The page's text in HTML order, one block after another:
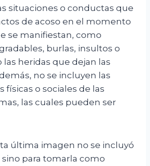
situaciones o conductas que
de acoso en el momento
se manifiestan, como
burlas, insultos o
heridas que dejan las
no se incluyen las
físicas o sociales de las
las cuales pueden ser
última imagen no se incluyó
sino para tomarla como